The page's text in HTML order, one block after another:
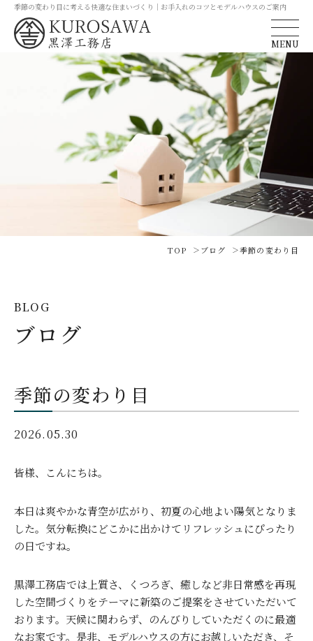
季節の変わり目に考える快適な住まいづくり｜お手入れのコツとモデルハウスのご案内
MENU
TOP ブログ 季節の変わり目
BLOG
ブログ
季節の変わり目
2026.05.30
皆様、こんにちは。
本日は爽やかな青空が広がり、初夏の心地よい陽気となりま
した。気分転換にどこかに出かけてリフレッシュにぴったり
の日ですね。
黒澤工務店では上質さ、くつろぎ、癒しなど非日常感を再現
した空間づくりをテーマに新築のご提案をさせていただいて
おります。天候に関わらず、のんびりしていただくのに最適
なお家です。是非、モデルハウスの方にお越しいただき、そ